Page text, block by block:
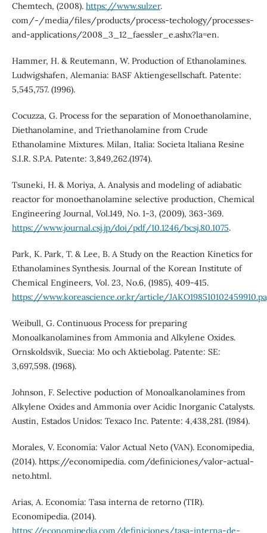
Chemtech, (2008). https://www.sulzer.
com/-/media/files/products/process-techology/processes-
and-applications/2008_3_12_faessler_e.ashx?la=en.
Hammer, H. & Reutemann, W. Production of Ethanolamines.
Ludwigshafen, Alemania: BASF Aktiengesellschaft. Patente:
5,545,757. (1996).
Cocuzza, G. Process for the separation of Monoethanolamine,
Diethanolamine, and Triethanolamine from Crude
Ethanolamine Mixtures. Milan, Italia: Societa ltaliana Resine
S.I.R. S.P.A. Patente: 3,849,262.(1974).
Tsuneki, H. & Moriya, A. Analysis and modeling of adiabatic
reactor for monoethanolamine selective production, Chemical
Engineering Journal, Vol.149, No. 1-3, (2009), 363-369.
https://www.journal.csj.jp/doi/pdf/10.1246/bcsj.80.1075.
Park, K. Park, T. & Lee, B. A Study on the Reaction Kinetics for
Ethanolamines Synthesis. Journal of the Korean Institute of
Chemical Engineers, Vol. 23, No.6, (1985), 409-415.
https://www.koreascience.or.kr/article/
Weibull, G. Continuous Process for preparing
Monoalkanolamines from Ammonia and Alkylene Oxides.
Ornskoldsvik, Suecia: Mo och Aktiebolag. Patente: SE:
3,697,598. (1968).
Johnson, F. Selective poduction of Monoalkanolamines from
Alkylene Oxides and Ammonia over Acidic Inorganic Catalysts.
Austin, Estados Unidos: Texaco Inc. Patente: 4,438,281. (1984).
Morales, V. Economía: Valor Actual Neto (VAN). Economipedia,
(2014). https://economipedia. com/definiciones/valor-actual-
neto.html.
Arias, A. Economía: Tasa interna de retorno (TIR).
Economipedia. (2014).
https://economipedia.com/definiciones/tasa-interna-de-